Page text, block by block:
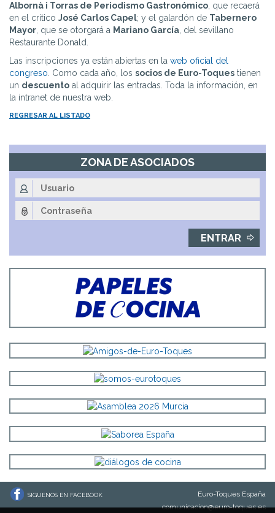
Albornà i Torras de Periodismo Gastronómico, que recaerá
en el crítico José Carlos Capel; y el galardón de Tabernero
Mayor, que se otorgará a Mariano García, del sevillano
Restaurante Donald.
Las inscripciones ya están abiertas en la web oficial del
congreso. Como cada año, los socios de Euro-Toques tienen
un descuento al adquirir las entradas. Toda la información, en
la intranet de nuestra web.
REGRESAR AL LISTADO
ZONA DE ASOCIADOS
SIGUENOS EN FACEBOOK
Euro-Toques España
comunicacion@euro-toques.es